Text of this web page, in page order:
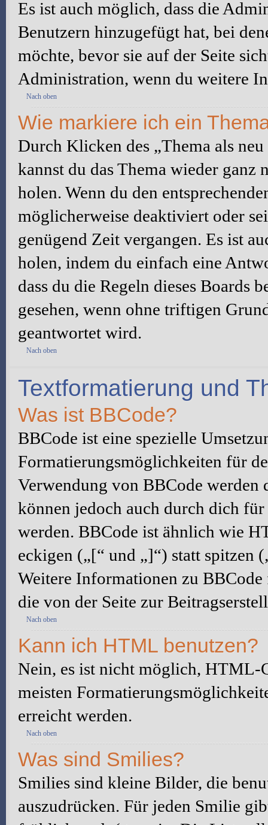
Es ist auch möglich, dass die
Benutzern hinzugefügt hat, bei
möchte, bevor sie auf der Seite
Administration, wenn du weitere
Nach oben
Wie markiere ich ein
Durch Klicken des „Thema als
kannst du das Thema wieder ganz
holen. Wenn du den
möglicherweise deaktiviert oder
genügend Zeit vergangen. Es ist
holen, indem du einfach eine
dass du die Regeln dieses Boards
gesehen, wenn ohne triftigen
geantwortet wird.
Nach oben
Textformatierung und
Was ist BBCode?
BBCode ist eine spezielle
Formatierungsmöglichkeiten für
Verwendung von BBCode
können jedoch auch durch dich
werden. BBCode ist ähnlich wie
eckigen („[“ und „]“) statt spitzen
Weitere Informationen zu
die von der Seite zur
Nach oben
Kann ich HTML benutzen?
Nein, es ist nicht möglich, HTML-
meisten
erreicht werden.
Nach oben
Was sind Smilies?
Smilies sind kleine Bilder, die
auszudrücken. Für jeden Smilie